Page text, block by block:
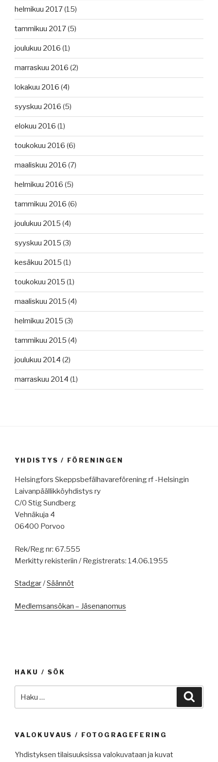
helmikuu 2017(15)
tammikuu 2017(5)
joulukuu 2016 (1)
marraskuu 2016 (2)
lokakuu 2016 (4)
syyskuu 2016 (5)
elokuu 2016 (1)
toukokuu 2016 (6)
maaliskuu 2016 (7)
helmikuu 2016 (5)
tammikuu 2016 (6)
joulukuu 2015 (4)
syyskuu 2015 (3)
kesäkuu 2015 (1)
toukokuu 2015 (1)
maaliskuu 2015 (4)
helmikuu 2015 (3)
tammikuu 2015 (4)
joulukuu 2014 (2)
marraskuu 2014 (1)
YHDISTYS / FÖRENINGEN
Helsingfors Skeppsbefälhavareförening rf -Helsingin
Laivanpäällikköyhdistys ry
C/0 Stig Sundberg
Vehnäkuja 4
06400 Porvoo
Rek/Reg nr: 67.555
Merkitty rekisteriin / Registrerats: 14.06.1955
Stadgar/Säännöt
Medlemsansökan – Jäsenanomus
HAKU / SÖK
VALOKUVAUS / FOTOGRAGEFERING
Yhdistyksen tilaisuuksissa valokuvataan ja kuvat